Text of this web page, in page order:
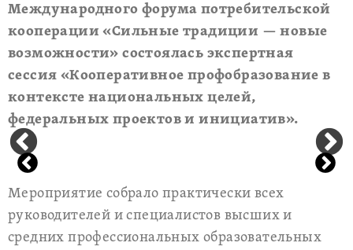
Международного форума потребительской
кооперации «Сильные традиции — новые
возможности» состоялась экспертная
сессия «Кооперативное профобразование в
контексте национальных целей,
федеральных проектов и инициатив».
Мероприятие собрало практически всех
руководителей и специалистов высших и
средних профессиональных образовательных